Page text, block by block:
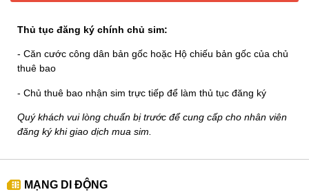
Thủ tục đăng ký chính chủ sim:
- Căn cước công dân bản gốc hoặc Hộ chiếu bản gốc của chủ
thuê bao
- Chủ thuê bao nhận sim trực tiếp để làm thủ tục đăng ký
Quý khách vui lòng chuẩn bị trước để cung cấp cho nhân viên
đăng ký khi giao dịch mua sim.
MẠNG DI ĐỘNG